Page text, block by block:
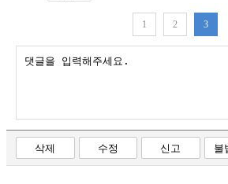
1 2 3
삭제 수정 신고
불